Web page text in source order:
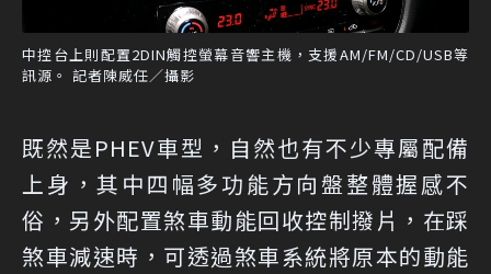
中控台上則配置2DIN觸控螢幕音響主機，支援AM/FM/CD/USB等
訊源。 記者陳威任／攝影
既然是PHEV車型，自然也有不少專屬配備
上身，其中四幅多功能方向盤整體握感不
俗，另外配置煞車動能回收控制撥片，在踩
煞車減速時，可透過煞車系統將原本的動能